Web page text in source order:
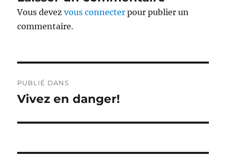
Vous devezvous connecter pour publier un
commentaire.
de
PUBLIÉ DANS
Vivez en danger!